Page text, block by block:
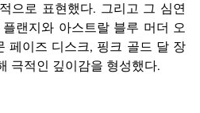
으로 표현했다. 그리고 그 심연
랜지와 아스트랄 블루 머더 오
페이즈 디스크, 핑크 골드 달 장
극적인 깊이감을 형성했다.